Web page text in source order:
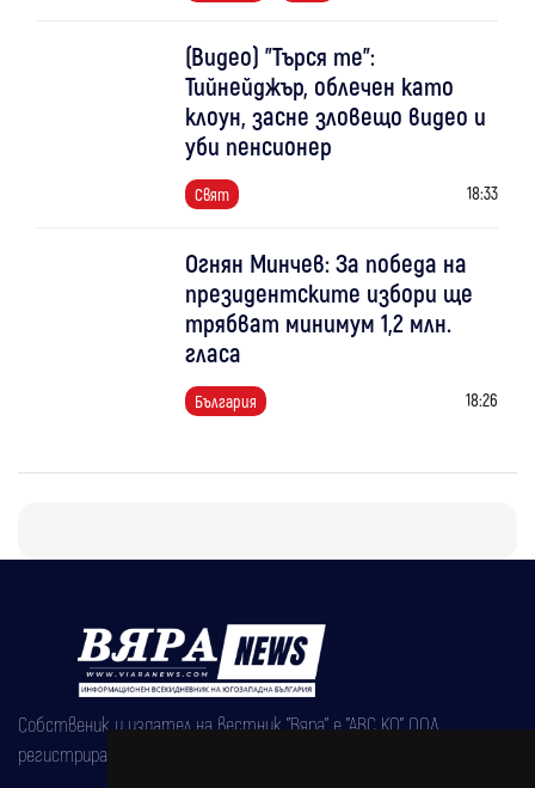
(Видео) "Търся те":
Тийнейджър, облечен като
клоун, засне зловещо видео и
уби пенсионер
Свят 18:33
Огнян Минчев: За победа на
президентските избори ще
трябват минимум 1,2 млн.
гласа
България 18:26
Собственик и издател на вестник "Вяра" е "АВС КО" ООД,
регистрирана на 08.05.2002 година.